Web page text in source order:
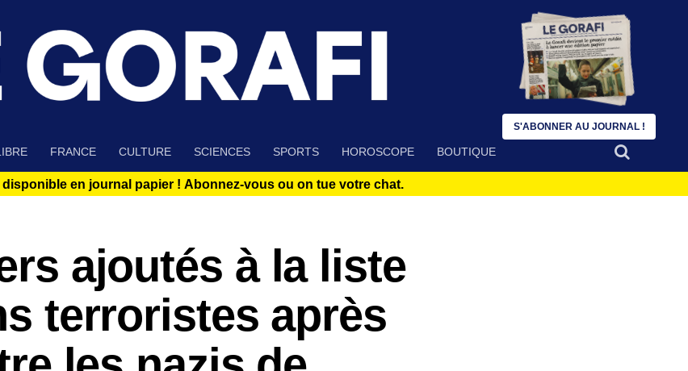
FRANCE CULTURE SCIENCES SPORTS HOROSCOPE BOUTIQUE
disponible en journal papier ! Abonnez-vous ou on tue votre chat.
ajoutés à la liste
terroristes après
S'ABONNER AU JOURNAL !